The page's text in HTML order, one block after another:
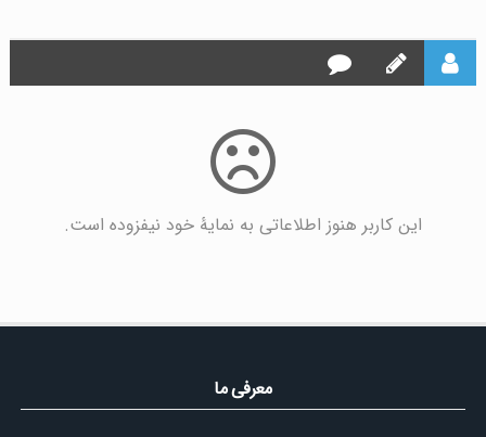
این کاربر هنوز اطلاعاتی به نمایۀ خود نیفزوده است.
معرفی ما